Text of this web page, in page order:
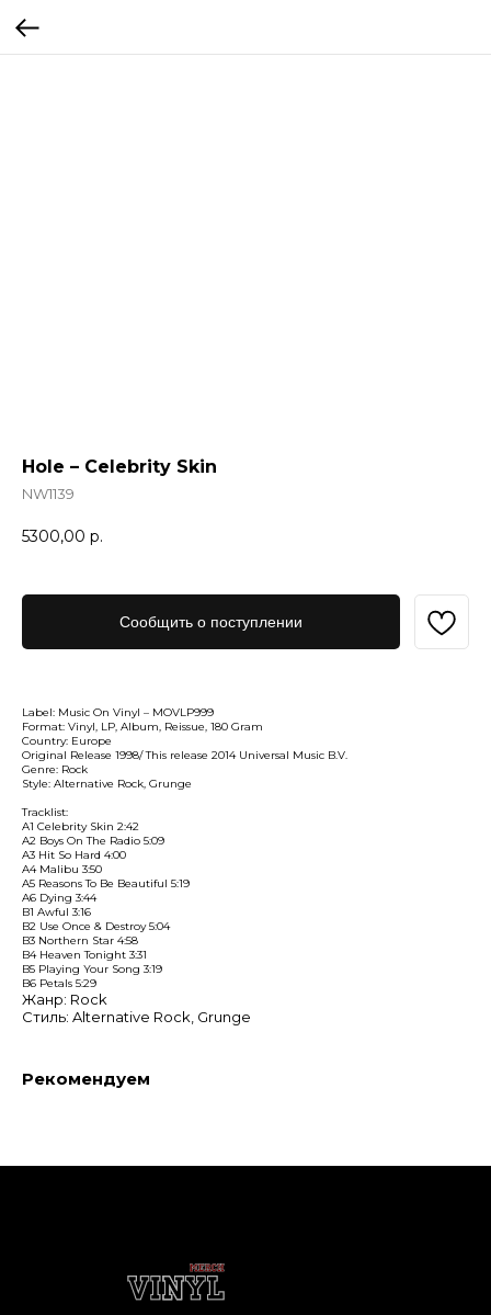
Hole – Celebrity Skin
NW1139
5300,00 р.
Сообщить о поступлении
Label: Music On Vinyl – MOVLP999
Format: Vinyl, LP, Album, Reissue, 180 Gram
Country: Europe
Original Release 1998/ This release 2014 Universal Music B.V.
Genre: Rock
Style: Alternative Rock, Grunge
Tracklist:
A1 Celebrity Skin 2:42
A2 Boys On The Radio 5:09
A3 Hit So Hard 4:00
A4 Malibu 3:50
A5 Reasons To Be Beautiful 5:19
A6 Dying 3:44
B1 Awful 3:16
B2 Use Once & Destroy 5:04
B3 Northern Star 4:58
B4 Heaven Tonight 3:31
B5 Playing Your Song 3:19
B6 Petals 5:29
Жанр: Rock
Стиль: Alternative Rock, Grunge
Рекомендуем